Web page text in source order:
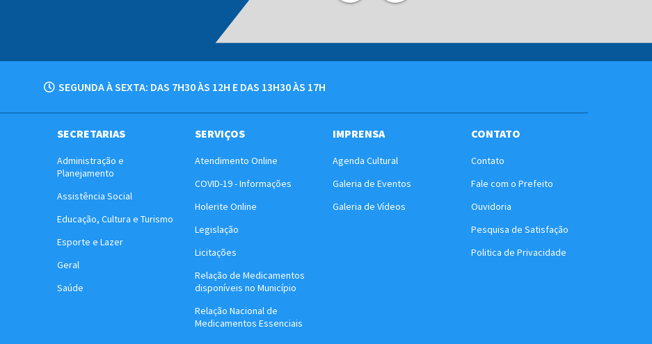
SEGUNDA À SEXTA: DAS 7H30 ÀS 12H E DAS 13H30 ÀS 17H
SECRETARIAS
Administração e
Planejamento
Assistência Social
Educação, Cultura e Turismo
Esporte e Lazer
Geral
Saúde
SERVIÇOS
Atendimento Online
COVID-19 - Informações
Holerite Online
Legislação
Licitações
Relação de Medicamentos
disponíveis no Município
Relação Nacional de
Medicamentos Essenciais
IMPRENSA
Agenda Cultural
Galeria de Eventos
Galeria de Vídeos
CONTATO
Contato
Fale com o Prefeito
Ouvidoria
Pesquisa de Satisfação
Politica de Privacidade